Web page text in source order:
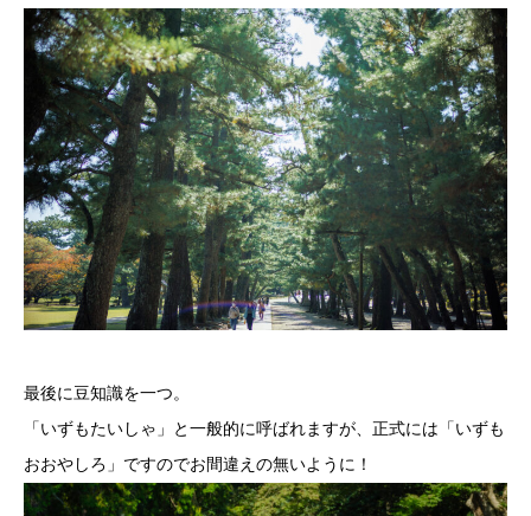
最後に豆知識を一つ。
「いずもたいしゃ」と一般的に呼ばれますが、正式には「いずも
おおやしろ」ですのでお間違えの無いように！